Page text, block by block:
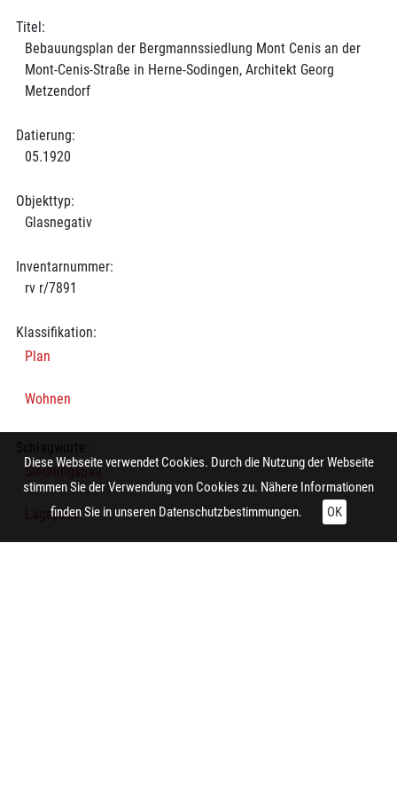
Titel:
Bebauungsplan der Bergmannssiedlung Mont Cenis an der
Mont-Cenis-Straße in Herne-Sodingen, Architekt Georg
Metzendorf
Datierung:
05.1920
Objekttyp:
Glasnegativ
Inventarnummer:
rv r/7891
Klassifikation:
Plan
Wohnen
Siedlungsbau
Lageplan
Diese Webseite verwendet Cookies. Durch die Nutzung der Webseite
stimmen Sie der Verwendung von Cookies zu. Nähere Informationen
finden Sie in unseren Datenschutzbestimmungen. OK